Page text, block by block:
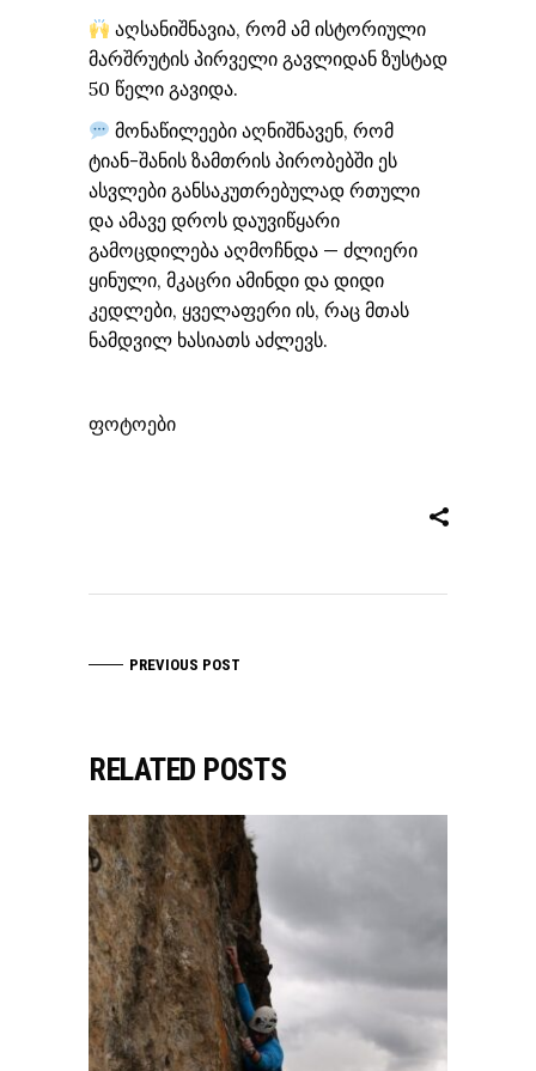
აღსანიშნავია, რომ ამ ისტორიული
მარშრუტის პირველი გავლიდან ზუსტად
50 წელი გავიდა.
მონაწილეები აღნიშნავენ, რომ
ტიან-შანის ზამთრის პირობებში ეს
ასვლები განსაკუთრებულად რთული
და ამავე დროს დაუვიწყარი
გამოცდილება აღმოჩნდა — ძლიერი
ყინული, მკაცრი ამინდი და დიდი
კედლები, ყველაფერი ის, რაც მთას
ნამდვილ ხასიათს აძლევს.
ფოტოები
PREVIOUS POST
RELATED POSTS